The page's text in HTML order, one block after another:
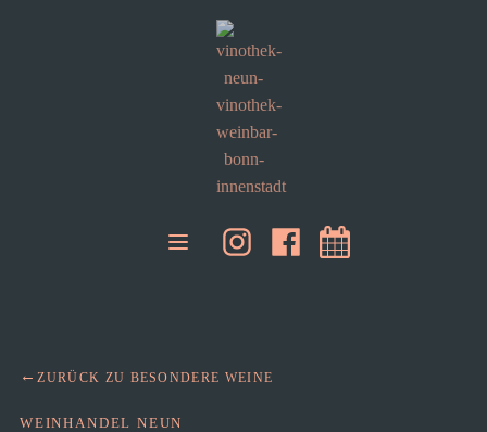
ZURÜCK ZU BESONDERE WEINE
WEINHANDEL NEUN